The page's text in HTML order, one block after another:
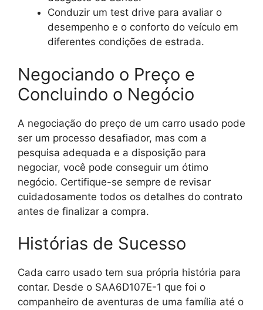
Conduzir um test drive para avaliar o
desempenho e o conforto do veículo em
diferentes condições de estrada.
Negociando o Preço e
Concluindo o Negócio
A negociação do preço de um carro usado pode
ser um processo desafiador, mas com a
pesquisa adequada e a disposição para
negociar, você pode conseguir um ótimo
negócio. Certifique-se sempre de revisar
cuidadosamente todos os detalhes do contrato
antes de finalizar a compra.
Histórias de Sucesso
Cada carro usado tem sua própria história para
contar. Desde o SAA6D107E-1 que foi o
companheiro de aventuras de uma família até o